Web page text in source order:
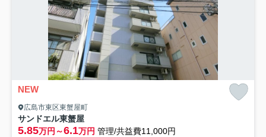
NEW
広島市東区東蟹屋町
サンドエル東蟹屋
5.85万円～6.1万円 管理/共益費11,000円